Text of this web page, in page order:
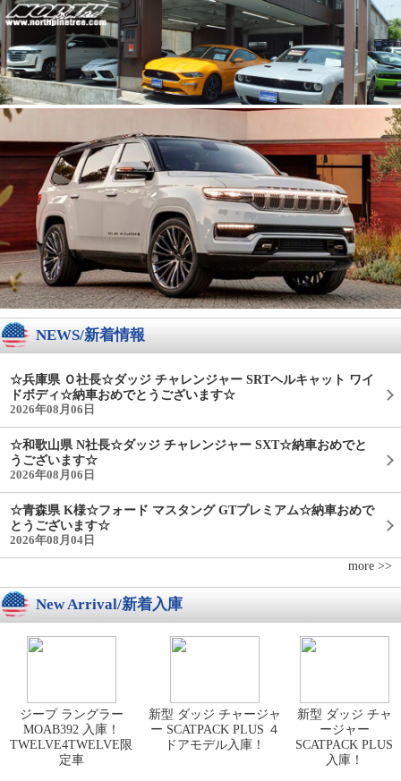
NEWS/新着情報
☆兵庫県 Ｏ社長☆ダッジ チャレンジャー SRTヘルキャット ワイ
ドボディ☆納車おめでとうございます☆
2026年08月06日
☆和歌山県 N社長☆ダッジ チャレンジャー SXT☆納車おめでと
うございます☆
2026年08月06日
☆青森県 K様☆フォード マスタング GTプレミアム☆納車おめで
とうございます☆
2026年08月04日
more >>
New Arrival/新着入庫
ジープ ラングラー
MOAB392 入庫！
TWELVE4TWELVE限
定車
新型 ダッジ チャージャ
ー SCATPACK PLUS ４
ドアモデル入庫！
新型 ダッジ チャ
ージャー
SCATPACK PLUS
入庫！